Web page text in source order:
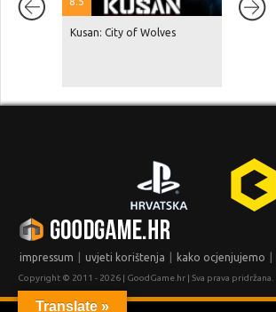
Kusan: City of Wolves
impressum | uvjeti korištenja | kako ocjenjujemo |
Copyright © 2011 - 2026 | GoodGame.hr | Sva prava pridržana.
Translate »